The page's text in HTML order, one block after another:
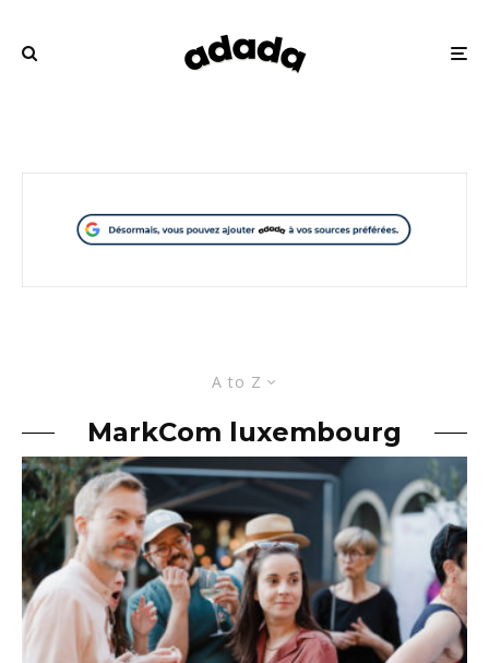
A to Z
MarkCom luxembourg